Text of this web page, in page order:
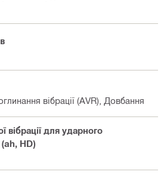
вібрації (AVR), Довбання
вібрації для ударного
HD)